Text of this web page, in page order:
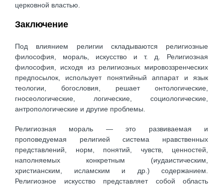
церковной властью.
Заключение
Под влиянием религии складываются религиозные
философия, мораль, искусство и т. д. Религиозная
философия, исходя из религиозных мировоззренческих
предпосылок, использует понятийный аппарат и язык
теологии, богословия, решает онтологические,
гносеологические, логические, социологические,
антропологические и другие проблемы.
Религиозная мораль — это развиваемая и
проповедуемая религией система нравственных
представлений, норм, понятий, чувств, ценностей,
наполняемых конкретным (иудаистическим,
христианским, исламским и др.) содержанием.
Религиозное искусство представляет собой область